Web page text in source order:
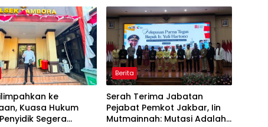
DNA bagi Petugas dan
Warga Binaan
ke
Kuasa Hukum
Segera
Berita
Serah Terima Jabatan
Pejabat Pemkot Jakbar, Iin
Mutmainnah: Mutasi Adalah